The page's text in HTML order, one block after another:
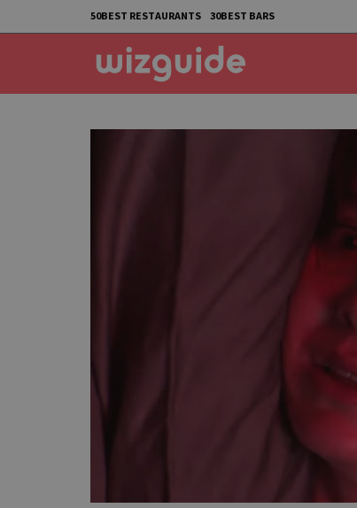
50BEST RESTAURANTS 30BEST BARS